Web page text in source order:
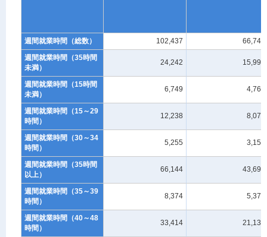
週間就業時間（総数） 102,437
66,749
週間就業時間（35時間
未満）
24,242 15,994
週間就業時間（15時間
未満）
6,749 4,764
週間就業時間（15～29
時間）
12,238 8,079
週間就業時間（30～34
時間）
5,255 3,151
週間就業時間（35時間
以上）
66,144 43,697
週間就業時間（35～39
時間）
8,374 5,370
週間就業時間（40～48
時間）
33,414 21,138